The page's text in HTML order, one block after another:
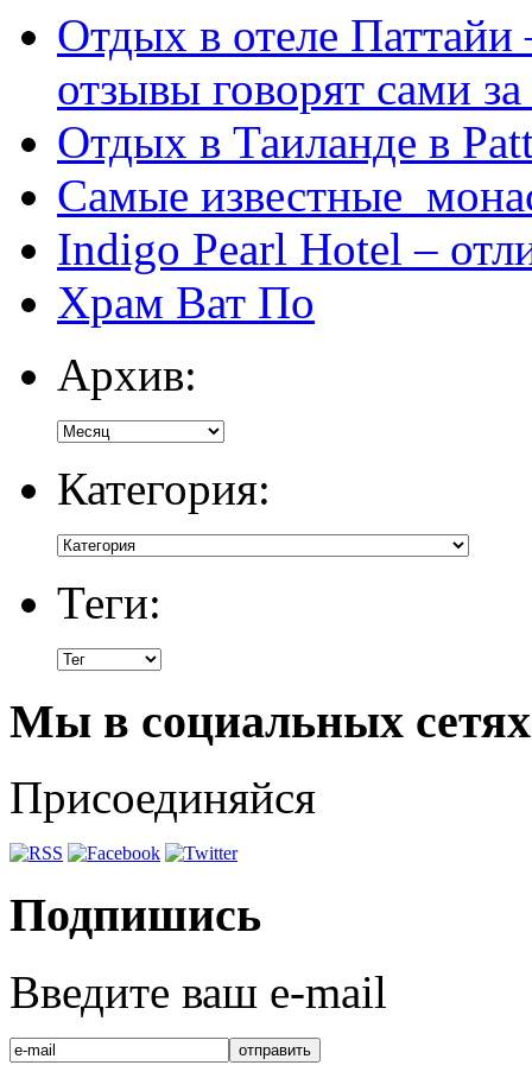
Отдых в отеле
отзывы говорят сами за
Отдых в Таиланде в
Самые известные
Indigo Pearl Hotel –
Храм Ват По
Архив:
Категория:
Теги:
Мы в социальных сетях
Присоединяйся
Подпишись
Введите ваш e-mail